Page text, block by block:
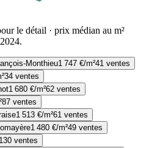
le détail · prix médian au m²
2024.
Monthieu1 747 €/m²41 ventes
34 ventes
1 680 €/m²62 ventes
87 ventes
1 513 €/m²61 ventes
1 480 €/m²49 ventes
130 ventes